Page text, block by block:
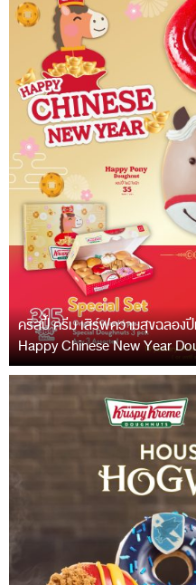
คริสปี้ ครีม เสิร์ฟความสุขฉลอง
Happy Chinese New Year